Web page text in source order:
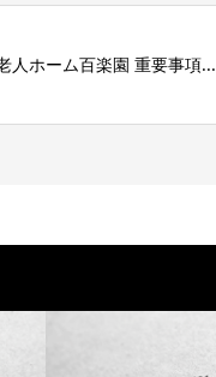
人ホーム百楽園 重要事項...